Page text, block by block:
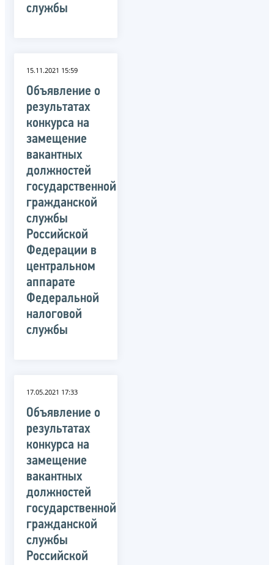
службы
15.11.2021 15:59
Объявление о
результатах
конкурса на
замещение
вакантных
должностей
государственной
гражданской
службы
Российской
Федерации в
центральном
аппарате
Федеральной
налоговой
службы
17.05.2021 17:33
Объявление о
результатах
конкурса на
замещение
вакантных
должностей
государственной
гражданской
службы
Российской